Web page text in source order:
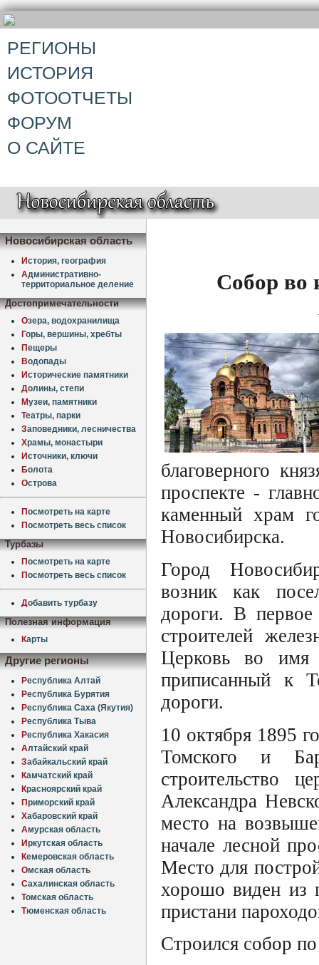
РЕГИОНЫ
ИСТОРИЯ
ФОТООТЧЕТЫ
ФОРУМ
О САЙТЕ
Новосибирская область
История, география
Административно-
территориальное деление
Достопримечательности
Озера, водохранилища
Горы, вершины, хребты
Пещеры
Водопады
Исторические памятники
Долины, степи
Музеи, памятники
Театры, парки
Заповедники, лесничества
Храмы, монастыри
Источники, ключи
Болота
Острова
Посмотреть на карте
Посмотреть весь список
Турбазы
Посмотреть на карте
Посмотреть весь список
Добавить турбазу
Полезная информация
Карты
Другие регионы
Республика Алтай
Республика Бурятия
Республика Саха (Якутия)
Республика Тыва
Республика Хакасия
Алтайский край
Забайкальский край
Камчатский край
Красноярский край
Приморский край
Хабаровский край
Амурская область
Иркутская область
Кемеровская область
Омская область
Сахалинская область
Томская область
Тюменская область
Собор во
благоверного
проспекте -
каменный храм
Новосибирска.
Город
возник как
дороги. В
строителей
Церковь во имя
приписанный к
дороги.
10 октября 1895
Томского и
строительство
Александра
место на
начале лесной
Место для
хорошо виден из
пристани
Строился собор